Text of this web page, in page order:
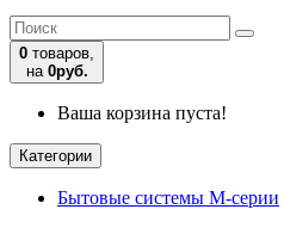
0 товаров,
на 0руб.
Ваша корзина пуста!
Категории
Бытовые системы M-серии